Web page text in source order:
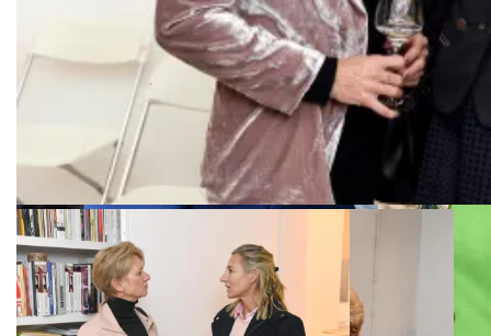
Natalie Schmid, Julia Finkeisen